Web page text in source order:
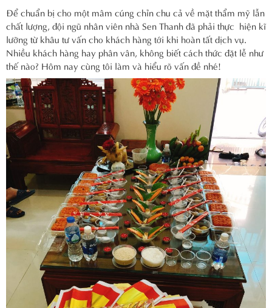
Để chuẩn bị cho một mâm cúng chỉn chu cả về mặt thẩm mỹ lẫn
chất lượng, đội ngũ nhân viên nhà Sen Thanh đã phải thực hiện kĩ
lưỡng từ khâu tư vấn cho khách hàng tới khi hoàn tất dịch vụ.
Nhiều khách hàng hay phân vân, không biết cách thức đặt lễ như
thế nào? Hôm nay cùng tôi làm và hiểu rõ vấn đề nhé!